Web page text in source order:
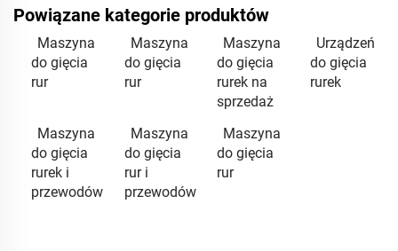
Powiązane kategorie produktów
Maszyna
do gięcia
rur
Maszyna
do gięcia
rur
Maszyna
do gięcia
rurek na
sprzedaż
Urządzeń
do gięcia
rurek
Maszyna
do gięcia
rurek i
przewodów
Maszyna
do gięcia
rur i
przewodów
Maszyna
do gięcia
rur